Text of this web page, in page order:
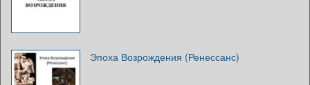
Эпоха Возрождения (Ренессанс)